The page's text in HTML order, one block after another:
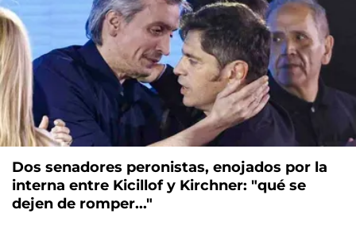
Dos senadores peronistas, enojados por la
interna entre Kicillof y Kirchner: "qué se
dejen de romper..."